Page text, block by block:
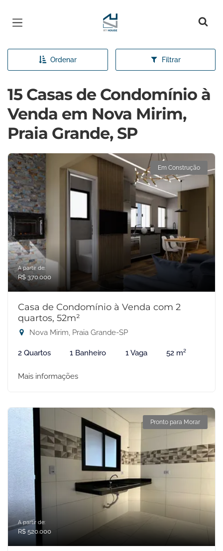
Página inicial
Ordenar Filtrar
15 Casas de Condomínio à
Venda em Nova Mirim,
Praia Grande, SP
Em Construção
A partir de:
R$ 370.000
Casa de Condomínio à Venda com 2
quartos, 52m²
Nova Mirim, Praia Grande-SP
2 Quartos 1 Banheiro 1 Vaga 52 m²
Mais informações
Pronto para Morar
A partir de:
R$ 520.000